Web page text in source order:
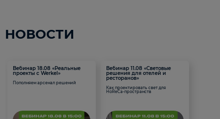
НОВОСТИ
Вебинар 18.08 «Реальные
проекты с Werkel»
Пополняем арсенал решений
Вебинар 11.08 «Световые
решения для отелей и
ресторанов»
Как проектировать свет для
HoReCa-пространств